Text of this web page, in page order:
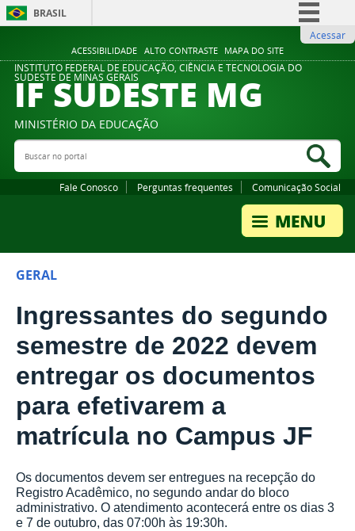
ACESSIBILIDADE ALTO CONTRASTE MAPA DO SITE
BRASIL
Comunica BR
Participe
Legislação
Acessar
INSTITUTO FEDERAL DE EDUCAÇÃO, CIÊNCIA E TECNOLOGIA DO
SUDESTE DE MINAS GERAIS
IF SUDESTE MG
MINISTÉRIO DA EDUCAÇÃO
Buscar no portal
Fale Conosco Perguntas frequentes Comunicação Social
GERAL
Ingressantes do segundo
semestre de 2022 devem
entregar os documentos
para efetivarem a
matrícula no Campus JF
Os documentos devem ser entregues na recepção do
Registro Acadêmico, no segundo andar do bloco
administrativo. O atendimento acontecerá entre os dias 3
e 7 de outubro, das 07:00h às 19:30h.